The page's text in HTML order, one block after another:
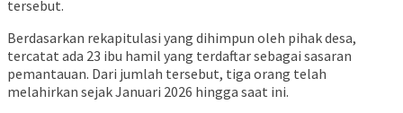
tersebut.
Berdasarkan rekapitulasi yang dihimpun oleh pihak desa,
tercatat ada 23 ibu hamil yang terdaftar sebagai sasaran
pemantauan. Dari jumlah tersebut, tiga orang telah
melahirkan sejak Januari 2026 hingga saat ini.